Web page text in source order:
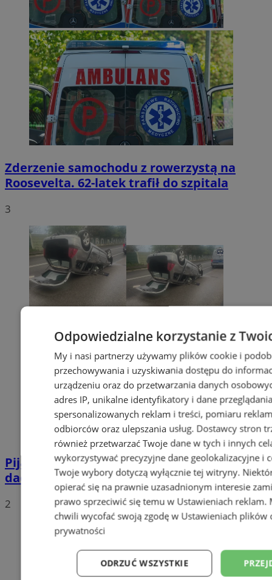
Zderzenie samochodu z rowerzystą na
Roosevelta. 62-latek trafił do szpitala
3
Pijana 32-latka z zakazem prowadzenia
dachowała na DK 88 w Zabrzu
2
Odpowiedzialne korzystanie z
My i nasi partnerzy używamy plików cookie i
przechowywania i uzyskiwania dostępu do
urządzeniu oraz do przetwarzania danych
adres IP, unikalne identyfikatory i dane
spersonalizowanych reklam i treści, pomiaru
odbiorców oraz ulepszania usług. Dostawcy stron
również przetwarzać Twoje dane w tych i innych
wykorzystywać precyzyjne dane geolokalizacyjne i
Twoje wybory dotyczą wyłącznie tej witryny.
opierać się na prawnie uzasadnionym interesie
prawo sprzeciwić się temu w Ustawieniach reklam.
chwili wycofać swoją zgodę w Ustawieniach plików
prywatności
ODRZUĆ WSZYSTKIE